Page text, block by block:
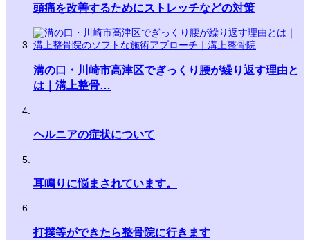
頭痛を改善するためにストレッチなどの対策
溝の口・川崎市高津区でぎっくり腰が繰り返す理由と
は｜溝上整骨…
ヘルニアの症状について
耳鳴りに悩まされています。
打撲等ができたら整骨院に行きます